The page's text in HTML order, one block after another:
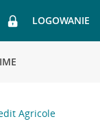
LOGOWANIE
Agricole